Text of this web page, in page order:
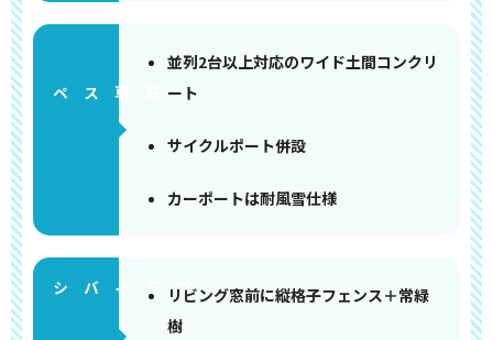
並列2台以上対応のワイド土間コンクリ
ート
サイクルポート併設
カーポートは耐風雪仕様
リビング窓前に縦格子フェンス＋常緑
樹